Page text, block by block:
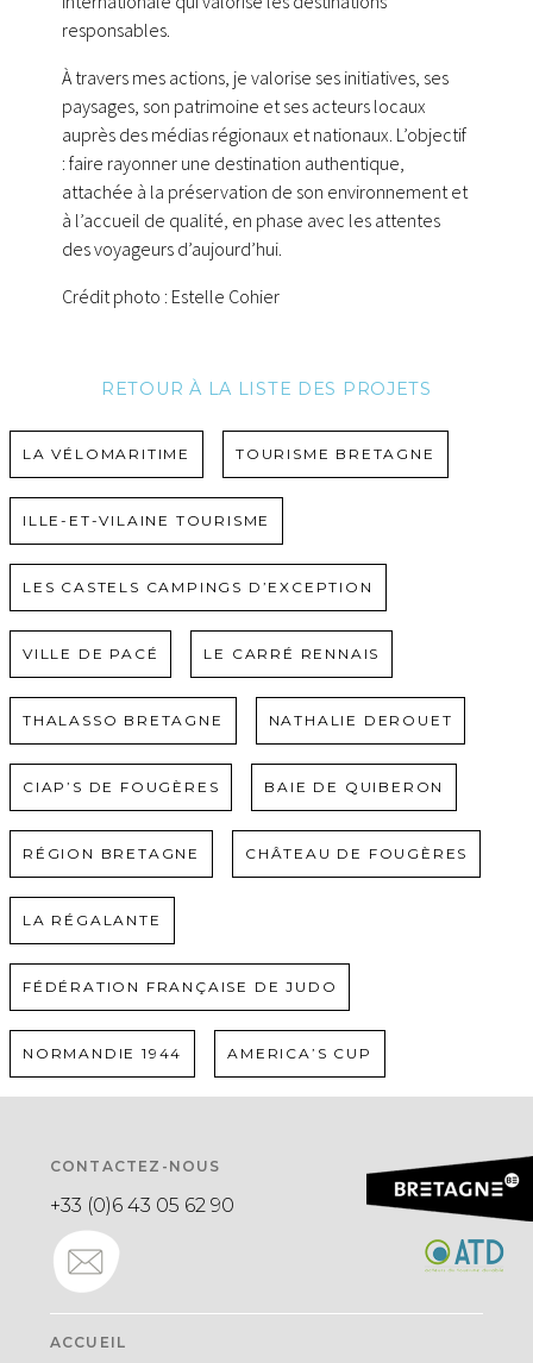
responsables.
À travers mes actions, je valorise ses initiatives, ses
paysages, son patrimoine et ses acteurs locaux
auprès des médias régionaux et nationaux. L’objectif
: faire rayonner une destination authentique,
attachée à la préservation de son environnement et
à l’accueil de qualité, en phase avec les attentes
des voyageurs d’aujourd’hui.
Crédit photo : Estelle Cohier
RETOUR À LA LISTE DES PROJETS
LA VÉLOMARITIME TOURISME BRETAGNE
ILLE-ET-VILAINE TOURISME
LES CASTELS CAMPINGS D’EXCEPTION
VILLE DE PACÉ LE CARRÉ RENNAIS
THALASSO BRETAGNE NATHALIE DEROUET
CIAP’S DE FOUGÈRES BAIE DE QUIBERON
RÉGION BRETAGNE CHÂTEAU DE FOUGÈRES
LA RÉGALANTE
FÉDÉRATION FRANÇAISE DE JUDO
NORMANDIE 1944 AMERICA’S CUP
CONTACTEZ-NOUS
+33 (0)6 43 05 62 90
ACCUEIL